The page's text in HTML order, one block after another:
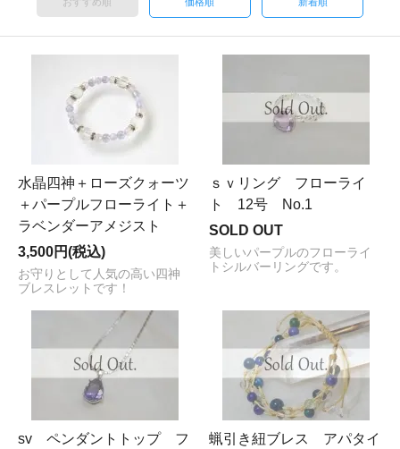
水晶四神＋ローズクォーツ
＋パープルフローライト＋
ラベンダーアメジスト
3,500円(税込)
お守りとして人気の高い四神
ブレスレットです！
ｓｖリング フローライ
ト 12号 No.1
SOLD OUT
美しいパープルのフローライ
トシルバーリングです。
sv ペンダントトップ フ
蝋引き紐ブレス アパタイ